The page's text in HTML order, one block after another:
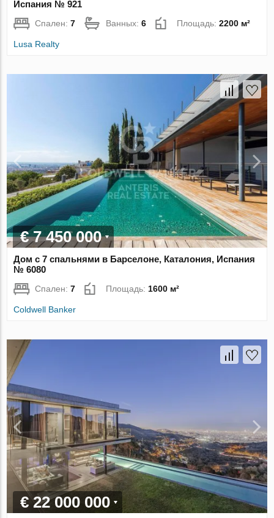
Испания № 921
Спален:7 Ванных:6 Площадь:2200 м²
Lusa Realty
€ 7 450 000
Дом с 7 спальнями в Барселоне, Каталония, Испания
№ 6080
Спален:7 Площадь: 1600 м²
Coldwell Banker
€ 22 000 000